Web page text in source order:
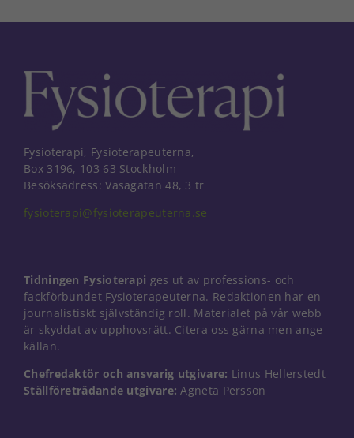
Fysioterapi, Fysioterapeuterna,
Box 3196, 103 63 Stockholm
Besöksadress: Vasagatan 48, 3 tr
fysioterapi@fysioterapeuterna.se
Tidningen Fysioterapi ges ut av professions- och
fackförbundet Fysioterapeuterna. Redaktionen har en
journalistiskt självständig roll. Materialet på vår webb
är skyddat av upphovsrätt. Citera oss gärna men ange
källan.
Chefredaktör och ansvarig utgivare: Linus Hellerstedt
Ställföreträdande utgivare: Agneta Persson